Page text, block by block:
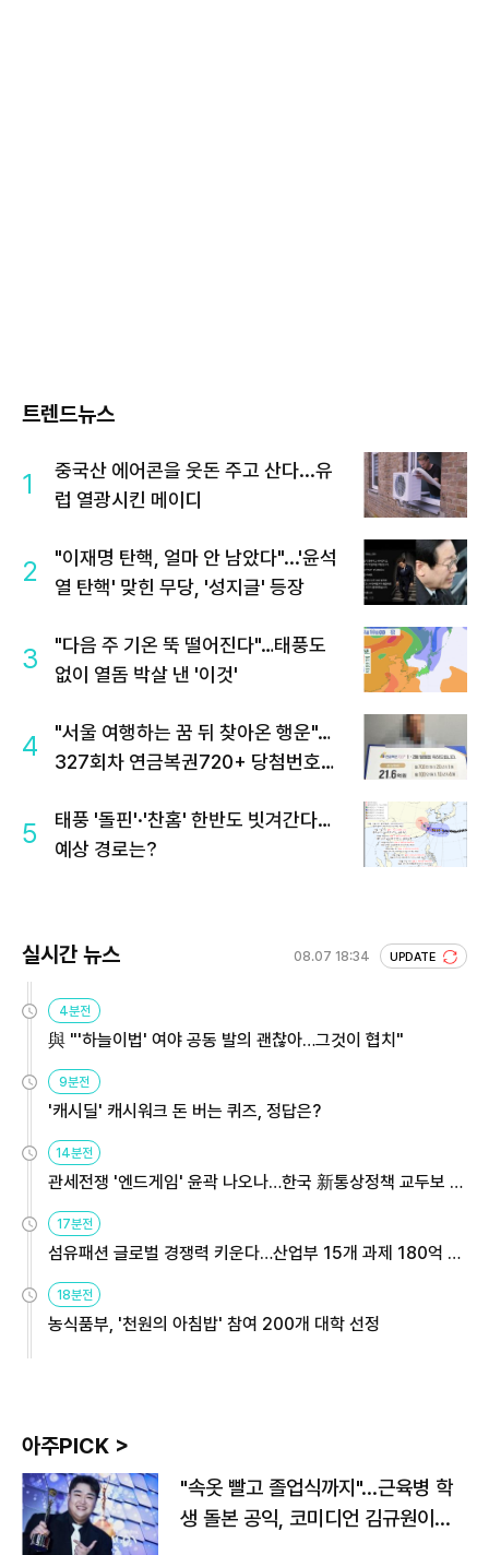
트렌드뉴스
1
중국산 에어콘을 웃돈 주고 산다...유
럽 열광시킨 메이디
2
"이재명 탄핵, 얼마 안 남았다"...'윤석
열 탄핵' 맞힌 무당, '성지글' 등장
3
"다음 주 기온 뚝 떨어진다"…태풍도
없이 열돔 박살 낸 '이것'
4
"서울 여행하는 꿈 뒤 찾아온 행운"…
327회차 연금복권720+ 당첨번호조
5
태풍 '돌핀'·'찬홈' 한반도 빗겨간다…
예상 경로는?
실시간 뉴스 08.07 18:34 UPDATE
4분전
與 "'하늘이법' 여야 공동 발의 괜찮아…그것이 협치"
9분전
'캐시딜' 캐시워크 돈 버는 퀴즈, 정답은?
14분전
관세전쟁 '엔드게임' 윤곽 나오나…한국 新통상정책 교두보 활
17분전
섬유패션 글로벌 경쟁력 키운다…산업부 15개 과제 180억 지
18분전
농식품부, '천원의 아침밥' 참여 200개 대학 선정
아주PICK >
"속옷 빨고 졸업식까지"…근육병 학
생 돌본 공익, 코미디언 김규원이었